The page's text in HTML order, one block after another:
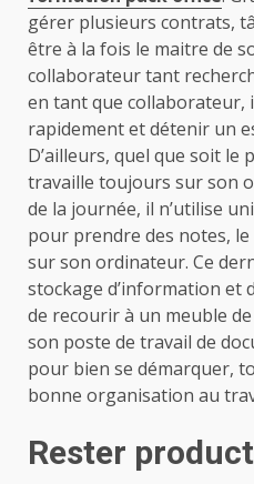
gérer plusieurs contrats,
être à la fois le maitre de
collaborateur tant
en tant que collaborateur,
rapidement et détenir un
D’ailleurs, quel que soit
travaille toujours sur son
de la journée, il n’utilise
pour prendre des notes,
sur son ordinateur. Ce
stockage d’information et
de recourir à un meuble
son poste de travail de
pour bien se démarquer,
bonne organisation au
Rester